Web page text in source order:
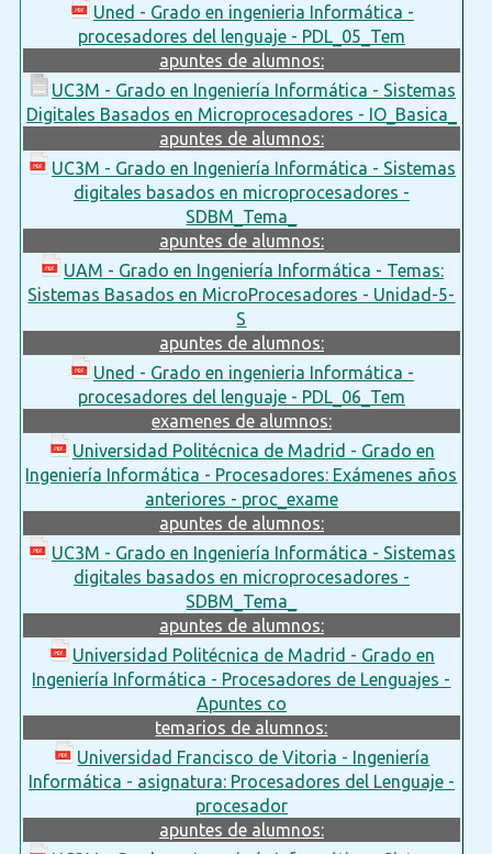
Uned - Grado en ingenieria Informática -
procesadores del lenguaje - PDL_05_Tem
apuntes de alumnos:
UC3M - Grado en Ingeniería Informática - Sistemas
Digitales Basados en Microprocesadores - IO_Basica_
apuntes de alumnos:
UC3M - Grado en Ingeniería Informática - Sistemas
digitales basados en microprocesadores -
SDBM_Tema_
apuntes de alumnos:
UAM - Grado en Ingeniería Informática - Temas:
Sistemas Basados en MicroProcesadores - Unidad-5-
S
apuntes de alumnos:
Uned - Grado en ingenieria Informática -
procesadores del lenguaje - PDL_06_Tem
examenes de alumnos:
Universidad Politécnica de Madrid - Grado en
Ingeniería Informática - Procesadores: Exámenes años
anteriores - proc_exame
apuntes de alumnos:
UC3M - Grado en Ingeniería Informática - Sistemas
digitales basados en microprocesadores -
SDBM_Tema_
apuntes de alumnos:
Universidad Politécnica de Madrid - Grado en
Ingeniería Informática - Procesadores de Lenguajes -
Apuntes co
temarios de alumnos:
Universidad Francisco de Vitoria - Ingeniería
Informática - asignatura: Procesadores del Lenguaje -
procesador
apuntes de alumnos: